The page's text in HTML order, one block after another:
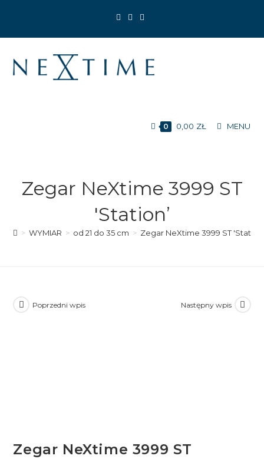
0 0,00 ZŁ MENU
Zegar NeXtime 3999 ST
'Station’
> WYMIAR > od 21 do 35 cm > Zegar NeXtime 3999 ST
Poprzedni wpis Następny wpis
Zegar NeXtime 3999 ST